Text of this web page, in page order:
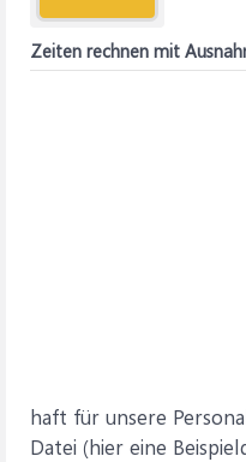
Zeiten rechnen mit
haft für unsere
Datei (hier eine